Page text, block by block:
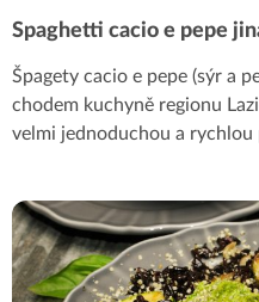
Spaghetti cacio e pepe
Špagety cacio e pepe (sýr a
chodem kuchyně regionu
velmi jednoduchou a rychlou